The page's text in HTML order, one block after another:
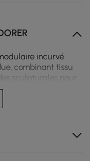
incurvé
combinant tissu
sculpturales pour
aménagements
de sièges